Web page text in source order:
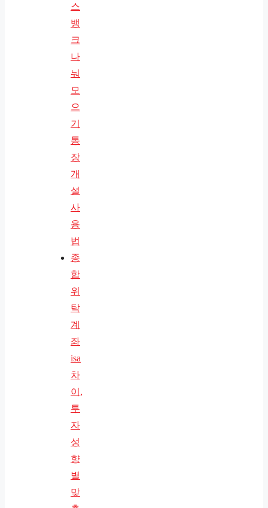
스
뱅
크
나
눠
모
으
기
통
장
개
설
사
용
법
종
합
위
탁
계
좌
isa
차
이,
투
자
성
향
별
맞